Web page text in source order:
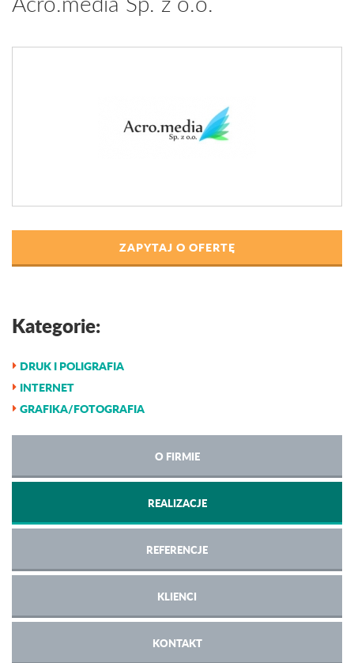
ZAPYTAJ O OFERTĘ
Kategorie:
DRUK I POLIGRAFIA
INTERNET
GRAFIKA/FOTOGRAFIA
O FIRMIE
REALIZACJE
REFERENCJE
KLIENCI
KONTAKT